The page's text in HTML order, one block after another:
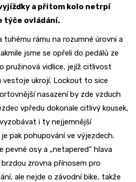
a přitom kolo netrpí
týče ovládání.
tuhému rámu na rozumné úrovni a
jsme se opřeli do pedálů ze
pružinová vidlice, jejíž citlivost
vestoje ukrojí. Lockout to sice
nasazení by zde vzduch
vpředu dokonale citlivý kousek,
i ty nejjemnější
pak pohupování ve výjezdech.
pevné osy a „netapered“ hlava
zrovna přínosem pro
ale nejde o závodní bike, takže